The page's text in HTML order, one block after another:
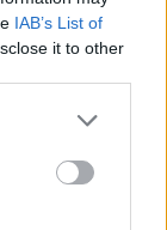
IAB’s List of
it to other